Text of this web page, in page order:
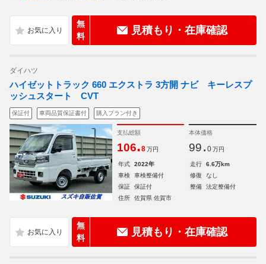
無
料
見積もり・在庫確認
ダイハツ
ハイゼットトラック 660 エクストラ 3方開 ナビ キーレスプ
ッシュスタート CVT
保証付 車両品質保証書付 購入プラン付き
支払総額
106.8 万円
本体価格
99. 0 万円
年式 2022年 走行
6.6万km
車検
車検整備付 修復
なし
保証
保証付 整備
法定整備付
住所
佐賀県 佐賀市
無
料
見積もり・在庫確認